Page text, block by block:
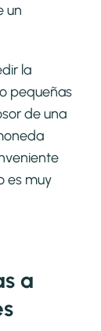
un
la
pequeñas
de una
es muy
a